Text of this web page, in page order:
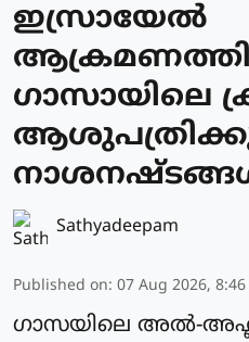
ഇസ്രായേല്‍
ഗാസായിലെ
Sathyadeepam
Published on: 07 Aug 2026, 8:46
ഗാസയിലെ അല്‍-